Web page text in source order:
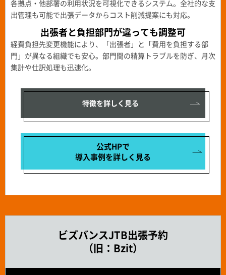
各拠点・他部署の利用状況を可視化できるシステム。全社的な支
出管理も可能で出張データからコスト削減提案にも対応。
出張者と負担部門が違っても調整可
経費負担先変更機能により、「出張者」と「費用を負担する部
門」が異なる組織でも安心。部門間の精算トラブルを防ぎ、月次
集計や仕訳処理も迅速化。
特徴を詳しく見る
公式HPで
導入事例を詳しく見る
ビズバンスJTB出張予約
（旧：Bzit）